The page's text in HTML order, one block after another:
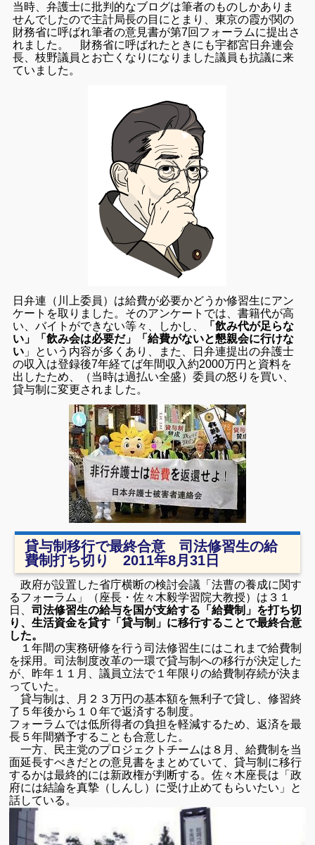
当時、弁護士に批判的なブログは筆者のものしかありま
せんでしたので主計局長の目にとまり、東京の霞が関の
財務省に呼ばれ筆者の意見書が第7回フォーラムに提出さ
れました。 財務省に呼ばれたときにも宇都宮日弁連会
長、枝野議員とお亡くなりになりました議員も抗議に来
ていました。
日弁連（川上委員）は給費が必要かどうか修習生にアン
ケートを取りました。そのアンケートでは、書籍代が高
い、バイトができない等々、しかし、
「飲み代が足らな
い」「飲み会は必要だ」「給費がないと懇親会に行けな
い 」という内容が多くあり、また、日弁連提出の弁護士
の収入は登録後7年経てば年間収入約2000万円と資料を
出したため、（当時は過払い全盛）委員の怒りを買い、
貸与制に変更されました。
貸与制移行で最終合意 司法修習生の給
費制打ち切り 2011年8月31日
政府が設置した省庁横断の検討会議「法曹の養成に関す
るフォーラム」（座長・佐々木毅学習院大教授）は３１
日、司法修習生の給与を国が支給する「給費制」を打ち切
り、生活資金を貸す「貸与制」に移行することで最終合意
した。
１年間の実務研修を行う司法修習生にはこれまで給費制
を採用。司法制度改革の一環で貸与制への移行が決定した
が、昨年１１月、議員立法で１年限りの給費制存続が決ま
っていた。
貸与制は、月２３万円の基本額を無利子で貸し、修習終
了５年後から１０年で返済する制度。
フォーラムでは低所得者の負担を軽減するため、返済を最
長５年間猶予することも合意した。
一方、民主党のプロジェクトチームは８月、給費制を当
面延長すべきだとの意見書をまとめていて、貸与制に移行
するかは最終的には新政権が判断する。佐々木座長は「政
府には結論を真摯（しんし）に受け止めてもらいたい」と
話している。